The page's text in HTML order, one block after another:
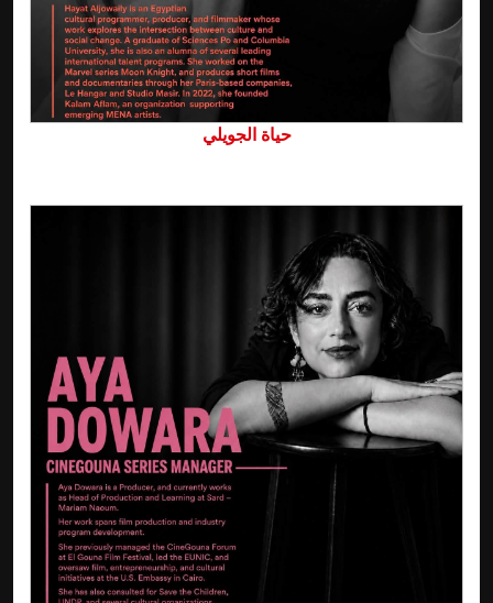
حياة الجويلي